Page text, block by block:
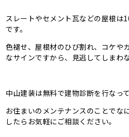
スレートやセメント瓦などの屋根は
です。
色褪せ、屋根材のひび割れ、コケや
なサインですから、見逃してしまわ
中山建装は無料で建物診断を行なって
お住まいのメンテナンスのことでな
したらお気軽にご相談ください。